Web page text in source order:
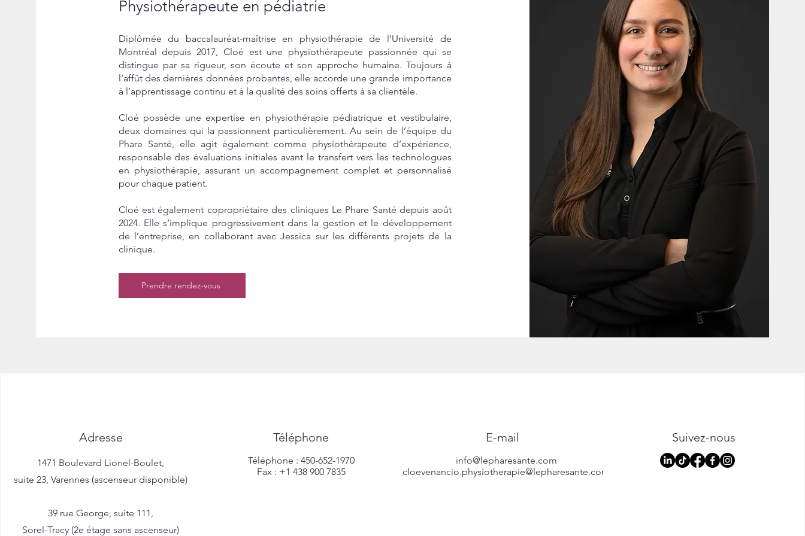
Physiothérapeute en pédiatrie
Diplômée du baccalauréat-maîtrise en physiothérapie de l’Université de
Montréal depuis 2017, Cloé est une physiothérapeute passionnée qui se
distingue par sa rigueur, son écoute et son approche humaine. Toujours à
l’affût des dernières données probantes, elle accorde une grande importance
à l’apprentissage continu et à la qualité des soins offerts à sa clientèle.
Cloé possède une expertise en physiothérapie pédiatrique et vestibulaire,
deux domaines qui la passionnent particulièrement. Au sein de l’équipe du
Phare Santé, elle agit également comme physiothérapeute d’expérience,
responsable des évaluations initiales avant le transfert vers les technologues
en physiothérapie, assurant un accompagnement complet et personnalisé
pour chaque patient.
Cloé est également copropriétaire des cliniques Le Phare Santé depuis août
2024. Elle s’implique progressivement dans la gestion et le développement
de l’entreprise, en collaborant avec Jessica sur les différents projets de la
clinique.
Prendre rendez-vous
Adresse
1471 Boulevard Lionel-Boulet,
suite 23, Varennes (ascenseur disponible)
39 rue George, suite 111,
Sorel-Tracy (2e étage sans ascenseur)
Téléphone
Téléphone : 450-652-1970
Fax : +1 438 900 7835
E-mail
info@lepharesante.com
cloevenancio.physiotherapie@lepharesante.com
Suivez-nous